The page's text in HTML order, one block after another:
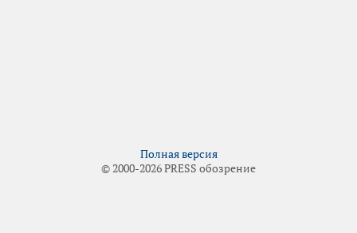
Полная версия
© 2000-2026 PRESS обозрение